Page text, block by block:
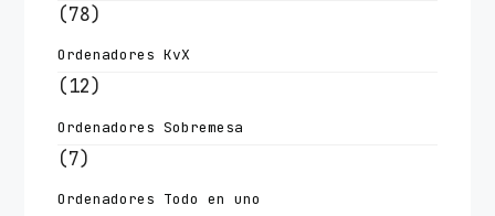
(78)
Ordenadores KvX
(12)
Ordenadores Sobremesa
(7)
Ordenadores Todo en uno